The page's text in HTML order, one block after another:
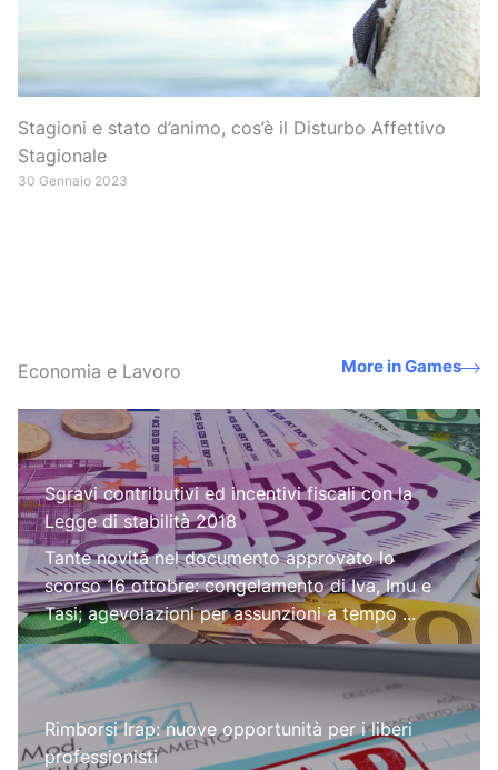
Stagioni e stato d’animo, cos’è il Disturbo Affettivo
Stagionale
30 Gennaio 2023
Economia e Lavoro More in Games
Sgravi contributivi ed incentivi fiscali con la
Legge di stabilità 2018
Tante novità nel documento approvato lo
scorso 16 ottobre: congelamento di Iva, Imu e
Tasi; agevolazioni per assunzioni a tempo ...
Rimborsi Irap: nuove opportunità per i liberi
professionisti